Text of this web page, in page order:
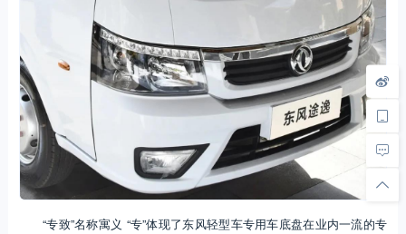
“专致”名称寓义 “专”体现了东风轻型车专用车底盘在业内一流的专